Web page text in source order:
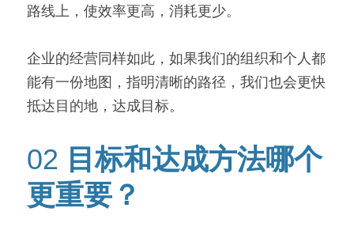
路线上，使效率更高，消耗更少。
企业的经营同样如此，如果我们的组织和个人都
能有一份地图，指明清晰的路径，我们也会更快
抵达目的地，达成目标。
02 目标和达成方法哪个
更重要？